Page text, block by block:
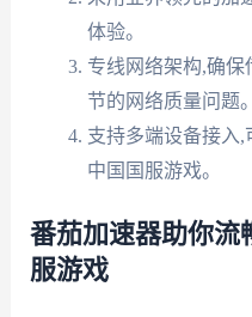
体验。
专线网络架构,确
节的网络质量问题。
支持多端设备接入
中国国服游戏。
番茄加速器助你流
服游戏